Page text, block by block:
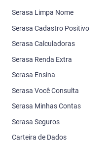
Serasa Limpa Nome
Serasa Cadastro Positivo
Serasa Calculadoras
Serasa Renda Extra
Serasa Ensina
Serasa Você Consulta
Serasa Minhas Contas
Serasa Seguros
Carteira de Dados